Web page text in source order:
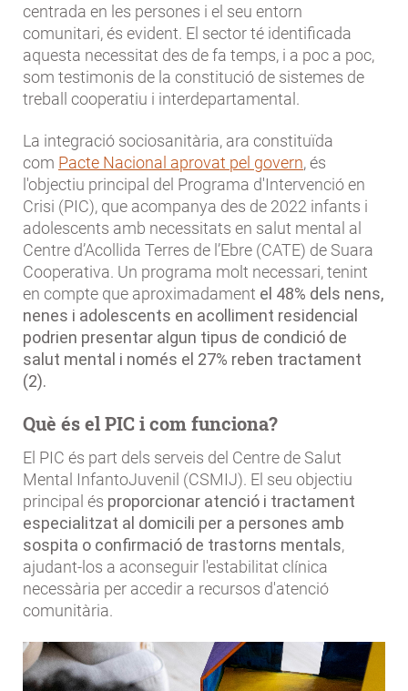
centrada en les persones i el seu entorn
comunitari, és evident. El sector té identificada
aquesta necessitat des de fa temps, i a poc a poc,
som testimonis de la constitució de sistemes de
treball cooperatiu i interdepartamental.
La integració sociosanitària, ara constituïda
com Pacte Nacional aprovat pel govern, és
l'objectiu principal del Programa d'Intervenció en
Crisi (PIC), que acompanya des de 2022 infants i
adolescents amb necessitats en salut mental al
Centre d’Acollida Terres de l’Ebre (CATE) de Suara
Cooperativa. Un programa molt necessari, tenint
en compte que aproximadament el 48% dels nens,
nenes i adolescents en acolliment residencial
podrien presentar algun tipus de condició de
salut mental i només el 27% reben tractament
(2).
Què és el PIC i com funciona?
El PIC és part dels serveis del Centre de Salut
Mental InfantoJuvenil (CSMIJ). El seu objectiu
principal és proporcionar atenció i tractament
especialitzat al domicili per a persones amb
sospita o confirmació de trastorns mentals,
ajudant-los a aconseguir l'estabilitat clínica
necessària per accedir a recursos d'atenció
comunitària.